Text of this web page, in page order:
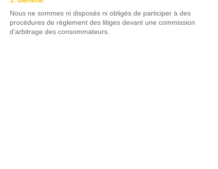
Nous ne sommes ni disposés ni obligés de participer à des
procédures de règlement des litiges devant une commission
d’arbitrage des consommateurs.